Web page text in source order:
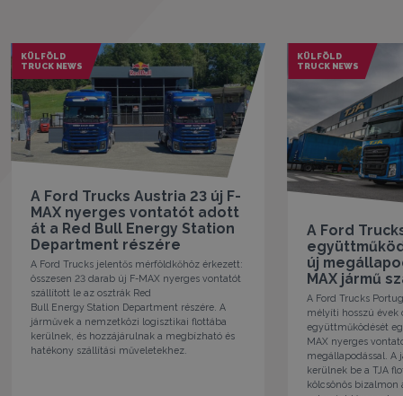
KÜLFÖLD
TRUCK NEWS
A Ford Trucks Austria 23 új F-
MAX nyerges vontatót adott
át a Red Bull Energy Station
Department részére
A Ford Trucks jelentős mérföldkőhöz érkezett:
összesen 23 darab új F-MAX nyerges vontatót
szállított le az osztrák Red
Bull Energy Station Department részére. A
járművek a nemzetközi logisztikai flottába
kerülnek, és hozzájárulnak a megbízható és
hatékony szállítási műveletekhez.
KÜLFÖLD
TRUCK NEWS
A Ford
új
MAX jármű
A Ford Trucks
mélyíti hosszú évek
együttműködését
MAX nyerges
megállapodással. A
kerülnek be a TJA
kölcsönös